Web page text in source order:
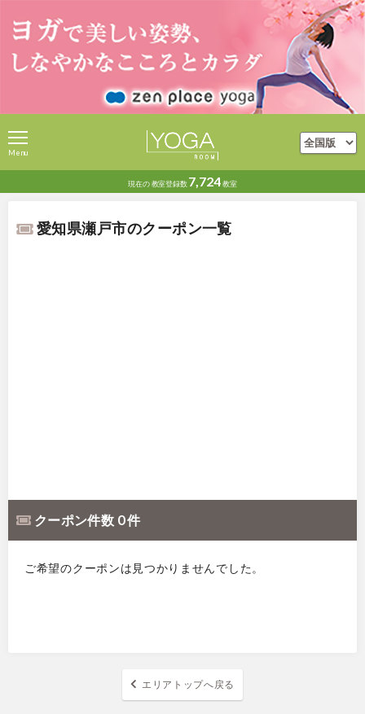
現在の教室登録数 7,724教室
Menu
愛知県瀬戸市のクーポン一覧
クーポン件数 0 件
ご希望のクーポンは見つかりませんでした。
エリアトップへ戻る